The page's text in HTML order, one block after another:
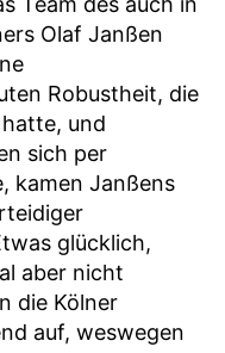
Olaf Janßen
Robustheit, die
und
sich per
kamen Janßens
glücklich,
aber nicht
die Kölner
auf, weswegen